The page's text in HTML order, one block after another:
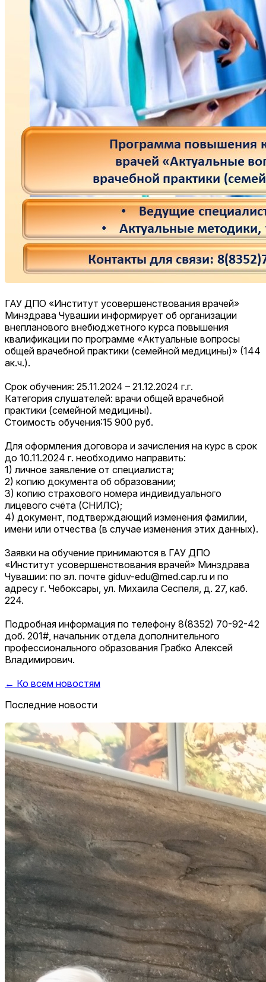
ГАУ ДПО «Институт усовершенствования врачей»
Минздрава Чувашии информирует об организации
внепланового внебюджетного курса повышения
квалификации по программе «Актуальные вопросы
общей врачебной практики (семейной медицины)» (144
ак.ч.).
Срок обучения: 25.11.2024 – 21.12.2024 г.г.
Категория слушателей: врачи общей врачебной
практики (семейной медицины).
Стоимость обучения:15 900 руб.
Для оформления договора и зачисления на курс в срок
до 10.11.2024 г. необходимо направить:
1) личное заявление от специалиста;
2) копию документа об образовании;
3) копию страхового номера индивидуального
лицевого счёта (СНИЛС);
4) документ, подтверждающий изменения фамилии,
имени или отчества (в случае изменения этих данных).
Заявки на обучение принимаются в ГАУ ДПО
«Институт усовершенствования врачей» Минздрава
Чувашии: по эл. почте giduv-edu@med.cap.ru и по
адресу г. Чебоксары, ул. Михаила Сеспеля, д. 27, каб.
224.
Подробная информация по телефону 8(8352) 70-92-42
доб. 201#, начальник отдела дополнительного
профессионального образования Грабко Алексей
Владимирович.
← Ко всем новостям
Последние новости